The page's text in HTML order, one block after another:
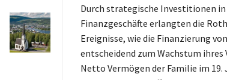
Durch strategische Investitionen
Finanzgeschäfte erlangten die
Ereignisse, wie die Finanzierung
entscheidend zum Wachstum
Netto Vermögen der Familie im